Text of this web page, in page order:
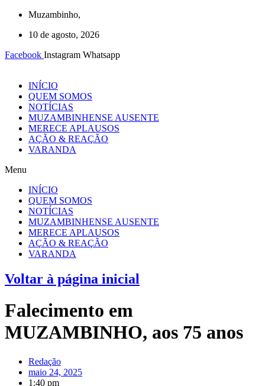
Muzambinho,
10 de agosto, 2026
Facebook Instagram Whatsapp
INÍCIO
QUEM SOMOS
NOTÍCIAS
MUZAMBINHENSE AUSENTE
MERECE APLAUSOS
AÇÃO & REAÇÃO
VARANDA
Menu
INÍCIO
QUEM SOMOS
NOTÍCIAS
MUZAMBINHENSE AUSENTE
MERECE APLAUSOS
AÇÃO & REAÇÃO
VARANDA
Voltar à página inicial
Falecimento em
MUZAMBINHO, aos 75 anos
Redação
maio 24, 2025
1:40 pm